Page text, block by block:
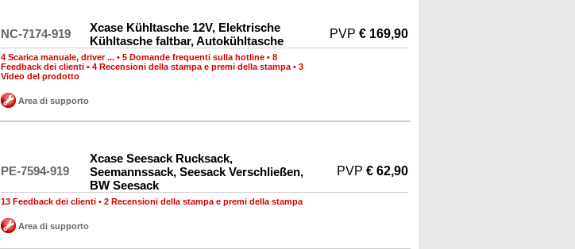
NC-7174-919
Xcase Kühltasche 12V, Elektrische
Kühltasche faltbar, Autokühltasche
PVP € 169,90
4 Scarica manuale, driver ... • 5 Domande frequenti sulla hotline • 8
Feedback dei clienti • 4 Recensioni della stampa e premi della stampa • 3
Video del prodotto
Area di supporto
PE-7594-919
Xcase Seesack Rucksack,
Seemannssack, Seesack Verschließen,
BW Seesack
PVP € 62,90
13 Feedback dei clienti • 2 Recensioni della stampa e premi della stampa
Area di supporto